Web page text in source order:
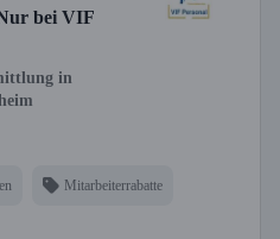
bei VIF
in
Mitarbeiterrabatte